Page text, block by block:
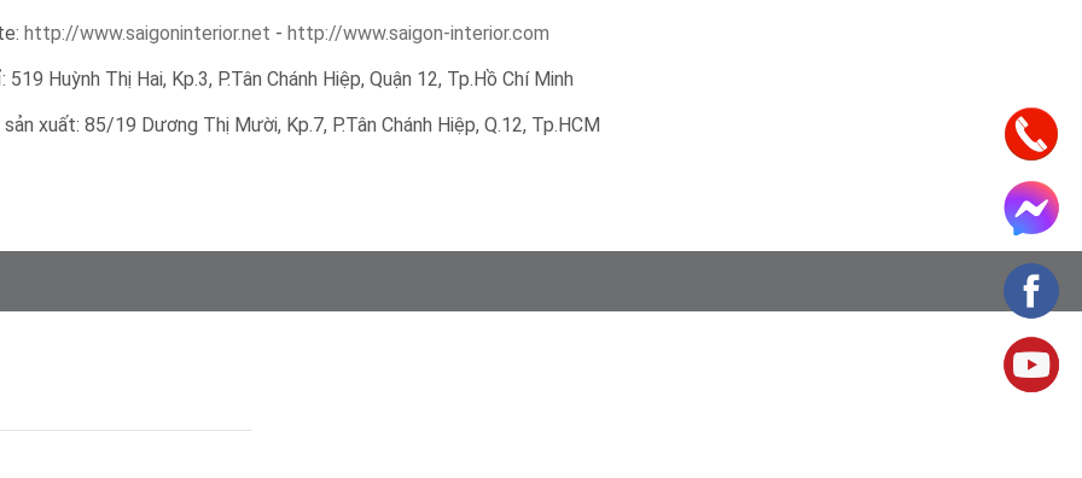
http://www.saigoninterior.net - http://www.saigon-interior.com
519 Huỳnh Thị Hai, Kp.3, P.Tân Chánh Hiệp, Quận 12, Tp.Hồ Chí Minh
xuất: 85/19 Dương Thị Mười, Kp.7, P.Tân Chánh Hiệp, Q.12, Tp.HCM